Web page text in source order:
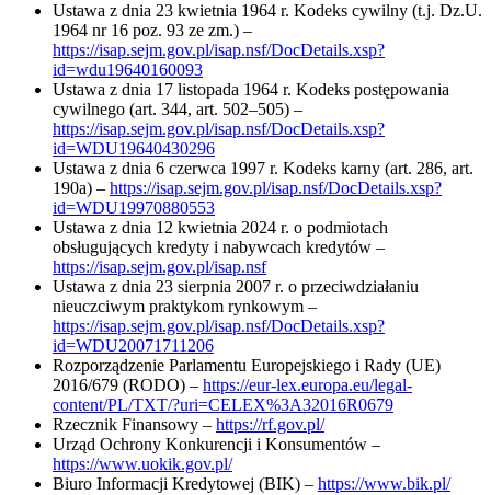
Ustawa z dnia 23 kwietnia 1964 r. Kodeks cywilny (t.j. Dz.U.
1964 nr 16 poz. 93 ze zm.) –
https://isap.sejm.gov.pl/isap.nsf/DocDetails.xsp?
id=wdu19640160093
Ustawa z dnia 17 listopada 1964 r. Kodeks postępowania
cywilnego (art. 344, art. 502–505) –
https://isap.sejm.gov.pl/isap.nsf/DocDetails.xsp?
id=WDU19640430296
Ustawa z dnia 6 czerwca 1997 r. Kodeks karny (art. 286, art.
190a) – https://isap.sejm.gov.pl/isap.nsf/DocDetails.xsp?
id=WDU19970880553
Ustawa z dnia 12 kwietnia 2024 r. o podmiotach
obsługujących kredyty i nabywcach kredytów –
https://isap.sejm.gov.pl/isap.nsf
Ustawa z dnia 23 sierpnia 2007 r. o przeciwdziałaniu
nieuczciwym praktykom rynkowym –
https://isap.sejm.gov.pl/isap.nsf/DocDetails.xsp?
id=WDU20071711206
Rozporządzenie Parlamentu Europejskiego i Rady (UE)
2016/679 (RODO) – https://eur-lex.europa.eu/legal-
content/PL/TXT/?uri=CELEX%3A32016R0679
Rzecznik Finansowy – https://rf.gov.pl/
Urząd Ochrony Konkurencji i Konsumentów –
https://www.uokik.gov.pl/
Biuro Informacji Kredytowej (BIK) – https://www.bik.pl/